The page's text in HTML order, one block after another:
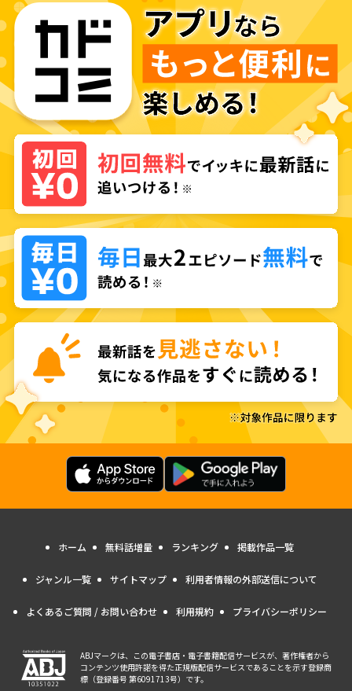
ホーム 無料話増量 ランキング 掲載作品一覧
ジャンル一覧 サイトマップ 利用者情報の外部送信について
よくあるご質問 / お問い合わせ 利用規約 プライバシーポリシー
ABJマークは、この電子書店・電子書籍配信サービスが、著作権者から
コンテンツ使用許諾を得た正規版配信サービスであることを示す登録商
標（登録番号 第6091713号）です。